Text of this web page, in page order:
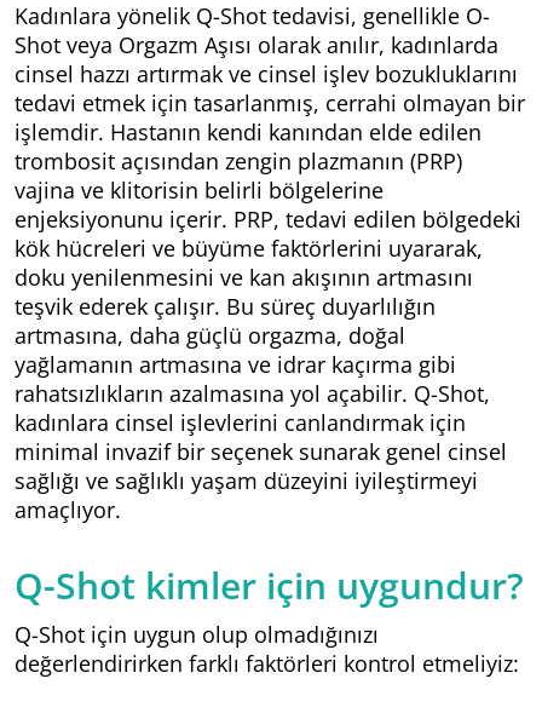
Kadınlara yönelik Q-Shot tedavisi, genellikle O-
Shot veya Orgazm Aşısı olarak anılır, kadınlarda
cinsel hazzı artırmak ve cinsel işlev bozukluklarını
tedavi etmek için tasarlanmış, cerrahi olmayan bir
işlemdir. Hastanın kendi kanından elde edilen
trombosit açısından zengin plazmanın (PRP)
vajina ve klitorisin belirli bölgelerine
enjeksiyonunu içerir. PRP, tedavi edilen bölgedeki
kök hücreleri ve büyüme faktörlerini uyararak,
doku yenilenmesini ve kan akışının artmasını
teşvik ederek çalışır. Bu süreç duyarlılığın
artmasına, daha güçlü orgazma, doğal
yağlamanın artmasına ve idrar kaçırma gibi
rahatsızlıkların azalmasına yol açabilir. Q-Shot,
kadınlara cinsel işlevlerini canlandırmak için
minimal invazif bir seçenek sunarak genel cinsel
sağlığı ve sağlıklı yaşam düzeyini iyileştirmeyi
amaçlıyor.
Q-Shot kimler için uygundur?
Q-Shot için uygun olup olmadığınızı
değerlendirirken farklı faktörleri kontrol etmeliyiz: